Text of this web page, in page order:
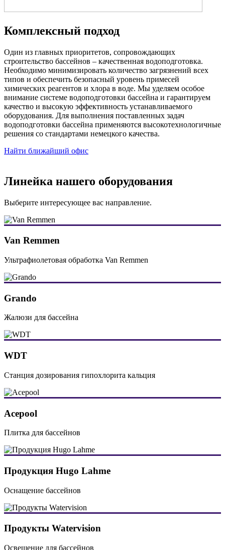
Комплексный подход
Один из главных приоритетов, сопровождающих
строительство бассейнов – качественная водоподготовка.
Необходимо минимизировать количество загрязнений всех
типов и обеспечить безопасный уровень примесей
химических реагентов и хлора в воде. Мы уделяем особое
внимание системе водоподготовки бассейна и гарантируем
качество и высокую эффективность устанавливаемого
оборудования. Для выполнения поставленных задач
водоподготовки бассейна применяются высокотехнологичные
решения со стандартами немецкого качества.
Найти ближайший офис
Линейка нашего оборудования
Выберите интересующее вас направление.
Van Remmen
Ультрафиолетовая обработка Van Remmen
Grando
Жалюзи для бассейна
WDT
Станция дозирования гипохлорита кальция
Acepool
Плитка для бассейнов
Продукция Hugo Lahme
Оснащение бассейнов
Продукты Watervision
Освещение для бассейнов